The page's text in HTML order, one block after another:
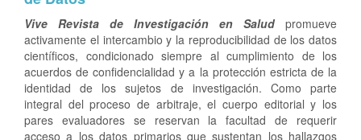
Vive Revista de Investigación en Salud promueve
activamente el intercambio y la reproducibilidad de los datos
científicos, condicionado siempre al cumplimiento de los
acuerdos de confidencialidad y a la protección estricta de la
identidad de los sujetos de investigación. Como parte
integral del proceso de arbitraje, el cuerpo editorial y los
pares evaluadores se reservan la facultad de requerir
acceso a los datos primarios que sustentan los hallazgos